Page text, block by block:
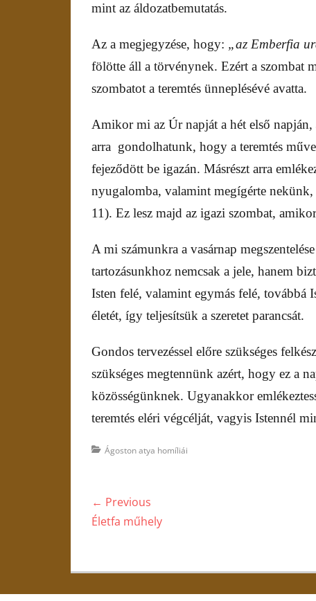
mint az áldozatbemutatás.
Az a megjegyzése, hogy: „az Emberfia
fölötte áll a törvénynek. Ezért a szombat
szombatot a teremtés ünneplésévé avatta.
Amikor mi az Úr napját a hét első napján,
arra gondolhatunk, hogy a teremtés
fejeződött be igazán. Másrészt arra
nyugalomba, valamint megígérte
11). Ez lesz majd az igazi szombat,
A mi számunkra a vasárnap
tartozásunkhoz nemcsak a jele, hanem
Isten felé, valamint egymás felé, továbbá
életét, így teljesítsük a szeretet parancsát.
Gondos tervezéssel előre szükséges
szükséges megtennünk azért, hogy ez a
közösségünknek. Ugyanakkor
teremtés eléri végcélját, vagyis Istennél
Categories
Ágoston atya homíliái
Bejegyzés
navigáció
← Previous
Previous
Életfa műhely